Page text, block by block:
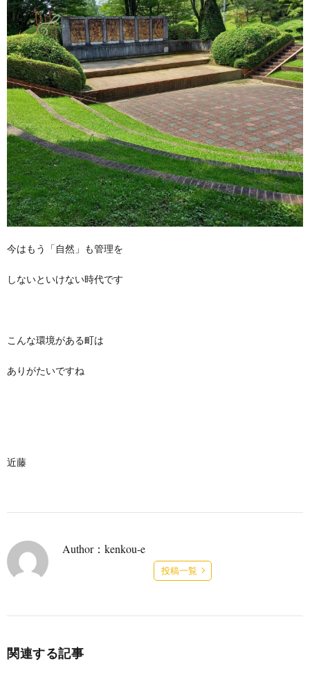
今はもう「自然」も管理を
しないといけない時代です
こんな環境がある町は
ありがたいですね
近藤
Author：kenkou-e
投稿一覧
関連する記事